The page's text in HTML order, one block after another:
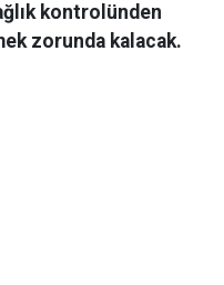
kontrolünden
zorunda kalacak.